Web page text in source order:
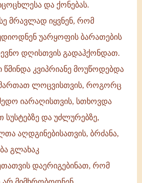
და ქონებას.
მრავლად იყვნენ, რომ
უარყოფის ბარათების
დღისთვის გადაჰქონდათ.
წმინდა კვიპრიანე მოუწოდებდა
ლოცვისთვის, როგორც
იარაღისთვის, სთხოვდა
სუსტებზე და უძლურებზე,
აღდგინებისათვის, ბრძანა,
გლახაკ
დაერიგებინათ, რომ